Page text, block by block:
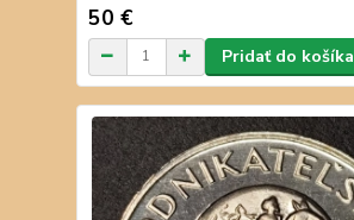
50 €
Pridať do košíka